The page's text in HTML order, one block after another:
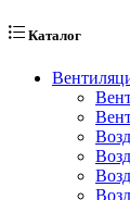
Каталог